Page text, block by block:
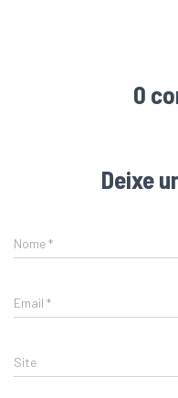
0
Deixe
Nome*
Email *
Site